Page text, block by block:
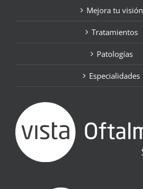
Mejora tu visión
Tratamientos
Patologías
Especialidades